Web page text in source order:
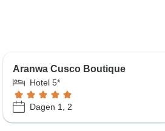
Aranwa Cusco Boutique
Hotel 5*
Dagen 1, 2